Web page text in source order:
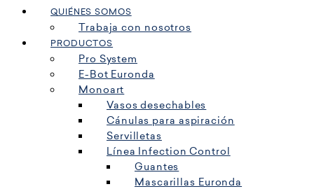
QUIÉNES SOMOS
Trabaja con nosotros
PRODUCTOS
Pro System
E-Bot Euronda
Monoart
Vasos desechables
Cánulas para aspiración
Servilletas
Línea Infection Control
Guantes
Mascarillas Euronda